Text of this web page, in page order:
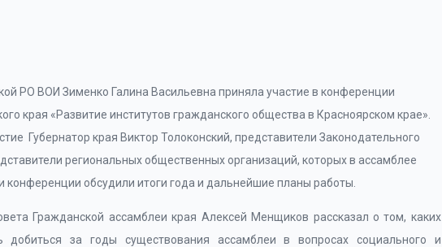
РО ВОИ Зименко Галина Васильевна приняла участие в конференции
края «Развитие институтов гражданского общества в Красноярском крае».
Губернатор края Виктор Толоконский, представители Законодательного
региональных общественных организаций, которых в ассамблее
конференции обсудили итоги года и дальнейшие планы работы.
Гражданской ассамблеи края Алексей Менщиков рассказал о том, каких
добиться за годы существования ассамблеи в вопросах социального и